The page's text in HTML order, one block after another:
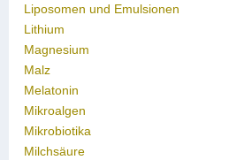
Liposomen und Emulsionen
Lithium
Magnesium
Malz
Melatonin
Mikroalgen
Mikrobiotika
Milchsäure